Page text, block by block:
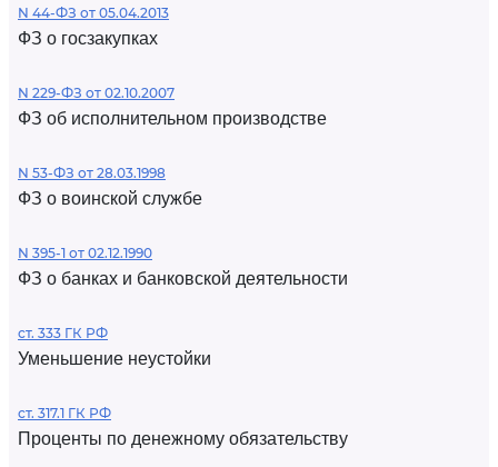
N 44-ФЗ от 05.04.2013
ФЗ о госзакупках
N 229-ФЗ от 02.10.2007
ФЗ об исполнительном производстве
N 53-ФЗ от 28.03.1998
ФЗ о воинской службе
N 395-1 от 02.12.1990
ФЗ о банках и банковской деятельности
ст. 333 ГК РФ
Уменьшение неустойки
ст. 317.1 ГК РФ
Проценты по денежному обязательству